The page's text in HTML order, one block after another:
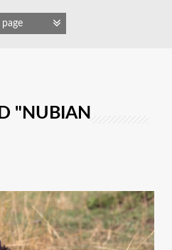
"NUBIAN